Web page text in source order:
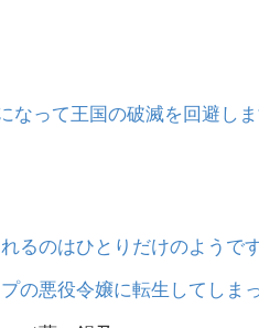
なって王国の破滅を回避しま
るのはひとりだけのようで
の悪役令嬢に転生してしま